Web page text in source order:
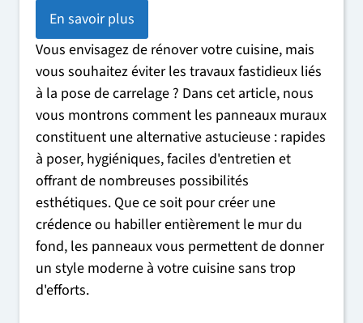
En savoir plus
Vous envisagez de rénover votre cuisine, mais
vous souhaitez éviter les travaux fastidieux liés
à la pose de carrelage ? Dans cet article, nous
vous montrons comment les panneaux muraux
constituent une alternative astucieuse : rapides
à poser, hygiéniques, faciles d'entretien et
offrant de nombreuses possibilités
esthétiques. Que ce soit pour créer une
crédence ou habiller entièrement le mur du
fond, les panneaux vous permettent de donner
un style moderne à votre cuisine sans trop
d'efforts.